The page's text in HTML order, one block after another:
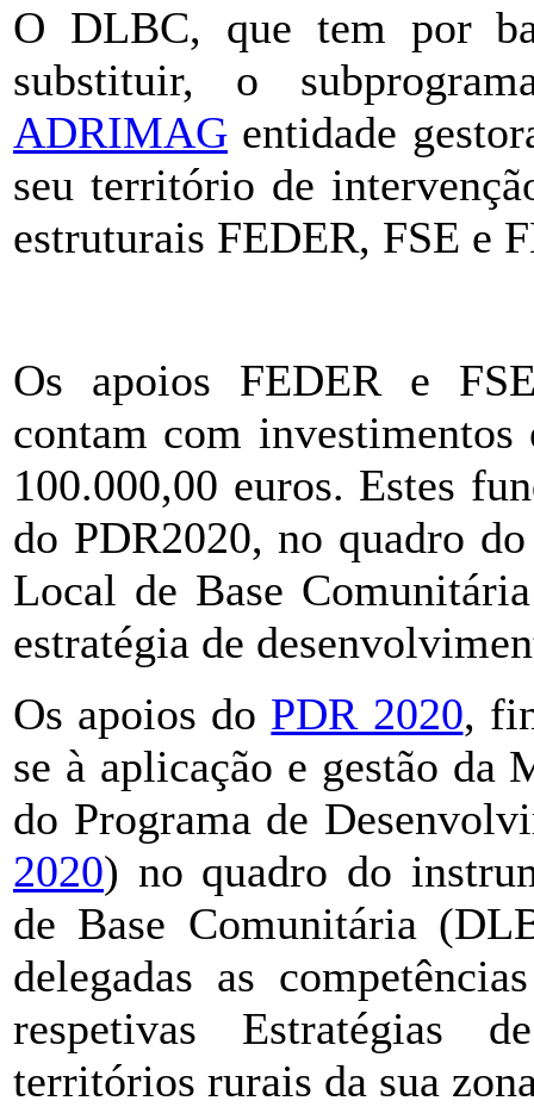
O DLBC, que tem por
substituir, o
ADRIMAG entidade
seu território de
estruturais FEDER, FSE e
Os apoios FEDER e
contam com
100.000,00 euros. Estes
do PDR2020, no quadro
Local de Base
estratégia de
Os apoios do PDR 2020,
se à aplicação e gestão
do Programa de
2020) no quadro do
de Base Comunitária
delegadas as
respetivas Estratégias
territórios rurais da sua